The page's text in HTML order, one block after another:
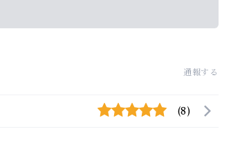
通報する
(8)